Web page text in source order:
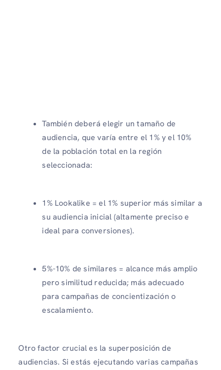
También deberá elegir un tamaño de
audiencia, que varía entre el 1% y el 10%
de la población total en la región
seleccionada:
1% Lookalike = el 1% superior más similar a
su audiencia inicial (altamente preciso e
ideal para conversiones).
5%-10% de similares = alcance más amplio
pero similitud reducida; más adecuado
para campañas de concientización o
escalamiento.
Otro factor crucial es la superposición de
audiencias. Si estás ejecutando varias campañas